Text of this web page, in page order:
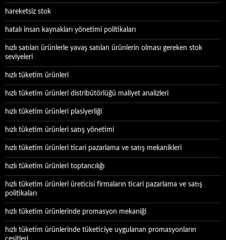
hareketsiz stok
hatalı insan kaynakları yönetimi politikaları
hızlı satılan ürünlerle yavaş satılan ürünlerin olması gereken stok
seviyeleri
hızlı tüketim ürünleri
hızlı tüketim ürünleri distribütörlüğü maliyet analizleri
hızlı tüketim ürünleri plasiyerliği
hızlı tüketim ürünleri satış yönetimi
hızlı tüketim ürünleri ticari pazarlama ve satış mekanikleri
hızlı tüketim ürünleri toptancılığı
hızlı tüketim ürünleri üreticisi firmaların ticari pazarlama ve satış
politikaları
hızlı tüketim ürünlerinde promasyon mekaniği
hızlı tüketim ürünlerinde tüketiciye uygulanan promasyonların